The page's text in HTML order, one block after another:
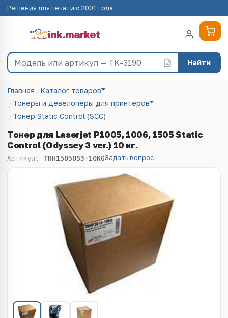
Решения для печати с 2001 года
ink.market
Найти
Главная
Каталог товаров
Тонеры и девелоперы для принтеров
Тонер Static Control (SCC)
Тонер для Laserjet P1005, 1006, 1505 Static
Control (Odyssey 3 ver.) 10 кг.
Артикул: TRH1505OS3-10KGЗадать вопрос